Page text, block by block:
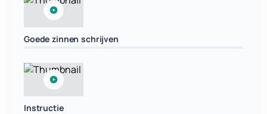
Goede zinnen schrijven
Instructie